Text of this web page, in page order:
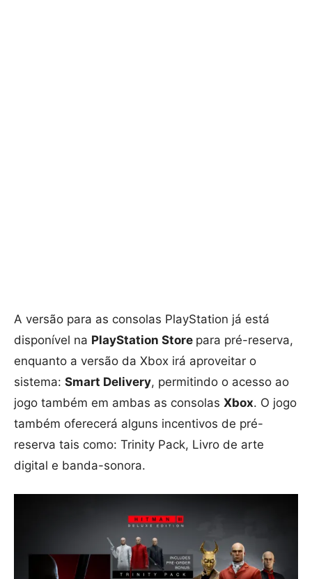
A versão para as consolas PlayStation já está
disponível na PlayStation Store para pré-reserva,
enquanto a versão da Xbox irá aproveitar o
sistema: Smart Delivery, permitindo o acesso ao
jogo também em ambas as consolas Xbox. O jogo
também oferecerá alguns incentivos de pré-
reserva tais como: Trinity Pack, Livro de arte
digital e banda-sonora.